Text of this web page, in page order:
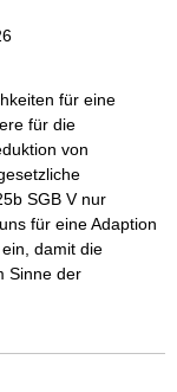
für eine
für die
von
SGB V nur
für eine Adaption
damit die
Sinne der